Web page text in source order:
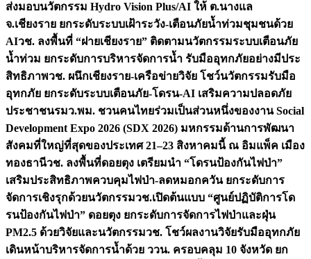
ส่งมอบนวัตกรรม Hydro Vision Plus/AI ให้ ต.นางแล
จ.เชียงราย ยกระดับระบบเฝ้าระวัง-เตือนภัยน้ำท่วมชุมชนด้วย
AIวช. ลงพื้นที่ “ฝายเชียงราย” ติดตามนวัตกรรมระบบเตือนภัย
น้ำท่วม ยกระดับการบริหารจัดการน้ำ รับมืออุทกภัยอย่างมีประ
สิทธิภาพวช. ผนึกเชียงราย-เครือข่ายวิจัย โชว์นวัตกรรมรับมือ
อุทกภัย ยกระดับระบบเตือนภัย-โดรน-AI เสริมความปลอดภัย
ประชาชนรมว.พม. ชวนคนไทยร่วมเป็นส่วนหนึ่งของงาน Social
Development Expo 2026 (SDX 2026) มหกรรมด้านการพัฒนา
สังคมที่ใหญ่ที่สุดของประเทศ 21–23 สิงหาคมนี้ ณ อิมแพ็ค เมือง
ทองธานีวช. ลงพื้นที่ดอยตุง เตรียมนำ “โดรนป้องกันไฟป่า”
เสริมประสิทธิภาพควบคุมไฟป่า-ลดหมอกควัน ยกระดับการ
จัดการเชิงรุกด้วยนวัตกรรมวช.เปิดต้นแบบ “ศูนย์ปฏิบัติการโด
รนป้องกันไฟป่า” ดอยตุง ยกระดับการจัดการไฟป่าและฝุ่น
PM2.5 ด้วยวิจัยและนวัตกรรมวช. โชว์ผลงานวิจัยรับมืออุทกภัย
เดินหน้าบริหารจัดการน้ำด้วย ววน. ครอบคลุม 10 จังหวัด ยก